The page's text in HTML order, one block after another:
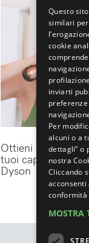
Ottieni lo styling
tuoi capelli con gli
Dyson
Questo
similari
cookie
inviarti
Per
alcuni o a
dettagli” o
nostra
Cliccando
acconsenti
conformità
MOSTRA